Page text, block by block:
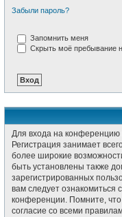
Забыли пароль?
Запомнить меня
Скрыть моё пребывание
Для входа на
Регистрация занимает
более широкие
быть установлены также
зарегистрированных
вам следует ознакомиться
конференции. Помните,
согласие со всеми